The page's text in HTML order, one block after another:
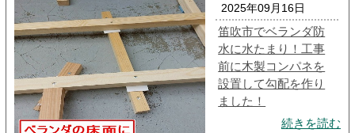
2025年09月16日
笛吹市でベランダ防
水に水たまり！工事
前に木製コンパネを
設置して勾配を作り
ました！
続きを読む